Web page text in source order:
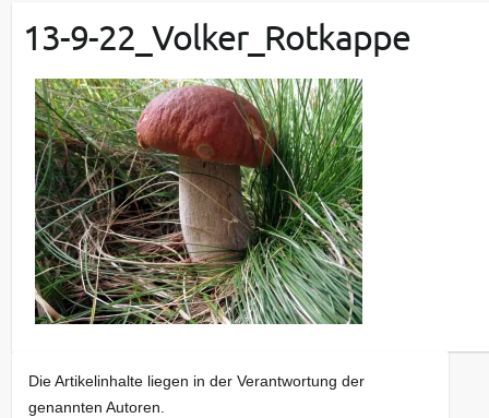
13-9-22_Volker_Rotkappe
Die Artikelinhalte liegen in der Verantwortung der
genannten Autoren.